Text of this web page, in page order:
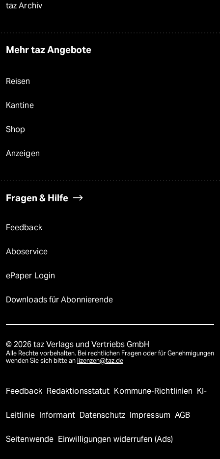
taz Archiv
Mehr taz Angebote
Reisen
Kantine
Shop
Anzeigen
Fragen & Hilfe
Feedback
Aboservice
ePaper Login
Downloads für Abonnierende
© 2026 taz Verlags und Vertriebs GmbH
Alle Rechte vorbehalten. Bei rechtlichen Fragen oder für Genehmigungen
wenden Sie sich bitte an lizenzen@taz.de
Feedback Redaktionsstatut Kommune-Richtlinien KI-
Leitlinie Informant Datenschutz Impressum AGB
Seitenwende Einwilligungen widerrufen (Ads)